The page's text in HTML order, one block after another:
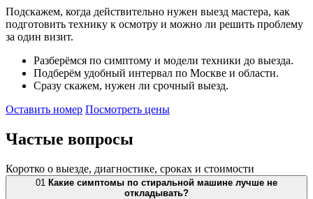
Подскажем, когда действительно нужен выезд мастера, как
подготовить технику к осмотру и можно ли решить проблему
за один визит.
Разберёмся по симптому и модели техники до выезда.
Подберём удобный интервал по Москве и области.
Сразу скажем, нужен ли срочный выезд.
Оставить номер Посмотреть цены
Частые вопросы
Коротко о выезде, диагностике, сроках и стоимости
01 Какие симптомы по стиральной машине лучше не
откладывать?